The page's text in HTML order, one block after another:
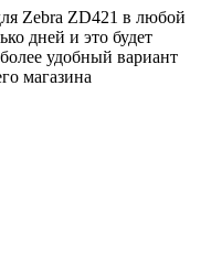
Zebra ZD421 в любой
дней и это будет
удобный вариант
магазина